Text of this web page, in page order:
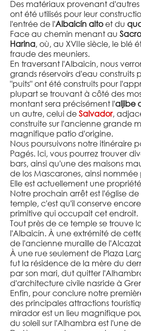
Des matériaux provenant
ont été utilisés pour leur
l'entrée de l'Albaicín altoet du
Face au chemin menant au
Harina, où, au XVIIe siècle, le blé
fraude des meuniers.
En traversant l'Albaicín, nous
grands réservoirs d'eau
"puits" ont été construits pour
plupart se trouvant à côté des
montant sera précisément l'aljibe
un autre, celui deSalvador,
construite sur l'ancienne grande
magnifique patio d'origine.
Nous poursuivons notre itinéraire
Pagés. Ici, vous pourrez trouver
bars, ainsi qu'une des maisons
de los Mascarones, ainsi
Elle est actuellement une
Notre prochain arrêt est l'église
temple, c'est qu'il conserve
primitive qui occupait cet endroit.
Tout près de ce temple se trouve
l'Albaicín. À une extrémité de
de l'ancienne muraille de
À une rue seulement de Plaza
fut la résidence de la mère du
par son mari, dut quitter
d'architecture civile nasride à
Enfin, pour conclure notre
des principales attractions
mirador est un lieu magnifique
du soleil sur l'Alhambra est l'une